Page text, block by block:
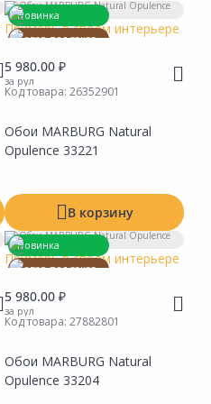
Новинка
Товар под заказ
Примерь в своем интерьере
5 980.00 ₽
за рул
Код товара: 26352901
Обои MARBURG Natural
Opulence 33221
В корзину
Новинка
Товар под заказ
Примерь в своем интерьере
5 980.00 ₽
за рул
Код товара: 27882801
Обои MARBURG Natural
Opulence 33204